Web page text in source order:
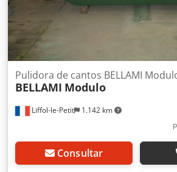
Liffol-le-Petit 1.142 km
Pulidora de cantos BELLAMI
BELLAMI Modulo
Consultar